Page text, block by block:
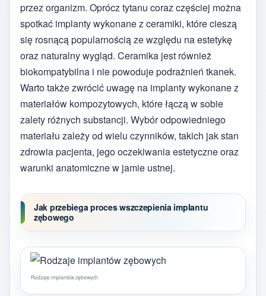
przez organizm. Oprócz tytanu coraz częściej można
spotkać implanty wykonane z ceramiki, które cieszą
się rosnącą popularnością ze względu na estetykę
oraz naturalny wygląd. Ceramika jest również
biokompatybilna i nie powoduje podrażnień tkanek.
Warto także zwrócić uwagę na implanty wykonane z
materiałów kompozytowych, które łączą w sobie
zalety różnych substancji. Wybór odpowiedniego
materiału zależy od wielu czynników, takich jak stan
zdrowia pacjenta, jego oczekiwania estetyczne oraz
warunki anatomiczne w jamie ustnej.
Jak przebiega proces wszczepienia implantu
zębowego
Rodzaje implantów zębowych